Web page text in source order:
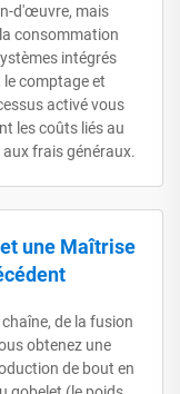
d'œuvre, mais
consommation
intégrés
comptage et
activé vous
les coûts liés au
frais généraux.
une Maîtrise
de la fusion
obtenez une
de bout en